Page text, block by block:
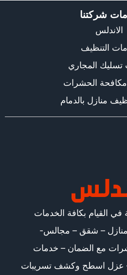
شركتنا
الاندلس
التنظيف
المجاري
الحشرات
منازل بالدمام
القيام بكافة الخدمات
منازل – شقق – مجالس-
مع الضمان – خدمات
– عزل اسطح وكشف تسريبات